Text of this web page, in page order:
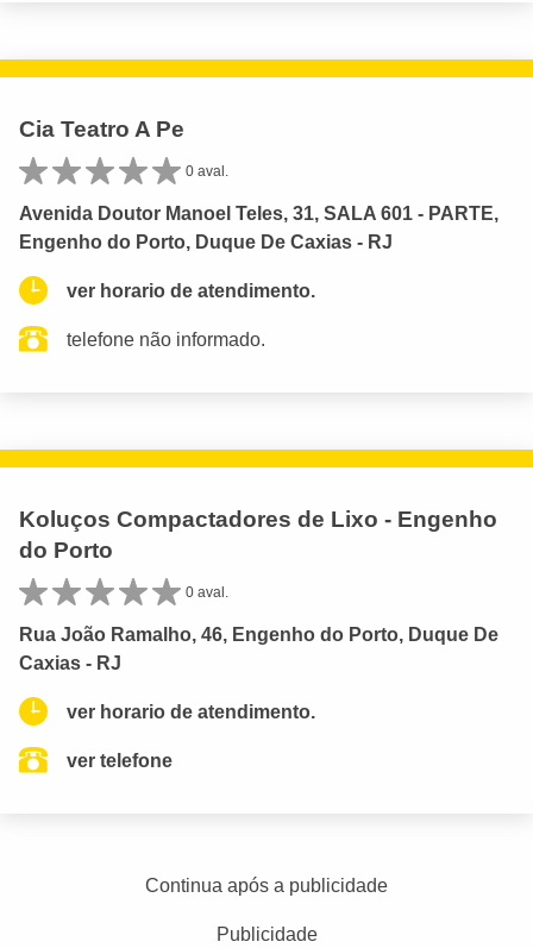
Cia Teatro A Pe
0 aval.
Avenida Doutor Manoel Teles, 31, SALA 601 - PARTE,
Engenho do Porto, Duque De Caxias - RJ
ver horario de atendimento.
telefone não informado.
Koluços Compactadores de Lixo - Engenho
do Porto
0 aval.
Rua João Ramalho, 46, Engenho do Porto, Duque De
Caxias - RJ
ver horario de atendimento.
ver telefone
Continua após a publicidade
Publicidade